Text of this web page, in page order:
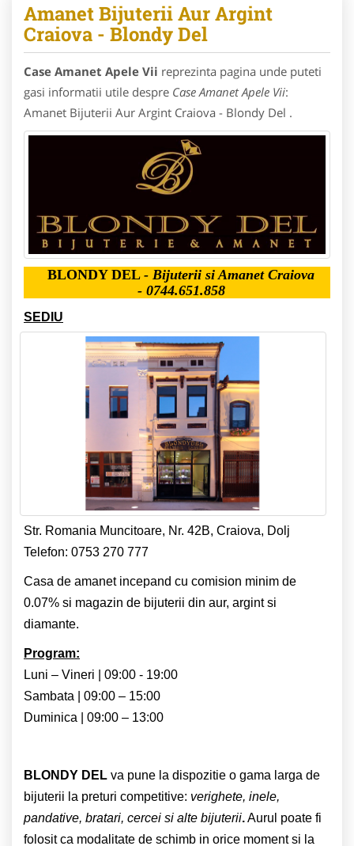
Amanet Bijuterii Aur Argint
Craiova - Blondy Del
Case Amanet Apele Vii reprezinta pagina unde puteti
gasi informatii utile despre Case Amanet Apele Vii:
Amanet Bijuterii Aur Argint Craiova - Blondy Del .
BLONDY DEL - Bijuterii si Amanet Craiova
- 0744.651.858
SEDIU
Str. Romania Muncitoare, Nr. 42B, Craiova, Dolj
Telefon: 0753 270 777
Casa de amanet incepand cu comision minim de
0.07% si magazin de bijuterii din aur, argint si
diamante.
Program:
Luni – Vineri | 09:00 - 19:00
Sambata | 09:00 – 15:00
Duminica | 09:00 – 13:00
BLONDY DEL va pune la dispozitie o gama larga de
bijuterii la preturi competitive: verighete, inele,
pandative, bratari, cercei si alte bijuterii.Aurul poate fi
folosit ca modalitate de schimb in orice moment si la